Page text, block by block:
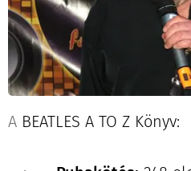
A BEATLES A TO Z Könyv: